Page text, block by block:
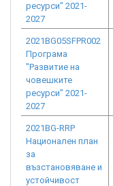
ресурси" 2021-
2027
2021BG05SFPR002
Програма
"Развитие на
човешките
ресурси" 2021-
2027
2021BG-RRP
Национален план
за
възстановяване и
устойчивост